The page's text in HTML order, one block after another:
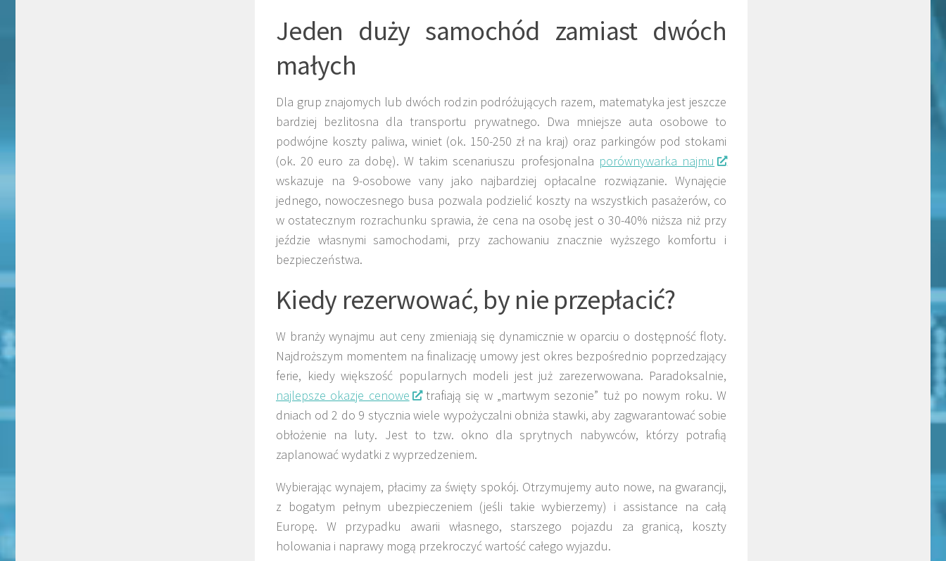
Jeden duży samochód zamiast dwóch
małych
Dla grup znajomych lub dwóch rodzin podróżujących razem, matematyka jest jeszcze
bardziej bezlitosna dla transportu prywatnego. Dwa mniejsze auta osobowe to
podwójne koszty paliwa, winiet (ok. 150-250 zł na kraj) oraz parkingów pod stokami
(ok. 20 euro za dobę). W takim scenariuszu profesjonalna porównywarka najmu
wskazuje na 9-osobowe vany jako najbardziej opłacalne rozwiązanie. Wynajęcie
jednego, nowoczesnego busa pozwala podzielić koszty na wszystkich pasażerów, co
w ostatecznym rozrachunku sprawia, że cena na osobę jest o 30-40% niższa niż przy
jeździe własnymi samochodami, przy zachowaniu znacznie wyższego komfortu i
bezpieczeństwa.
Kiedy rezerwować, by nie przepłacić?
W branży wynajmu aut ceny zmieniają się dynamicznie w oparciu o dostępność floty.
Najdroższym momentem na finalizację umowy jest okres bezpośrednio poprzedzający
ferie, kiedy większość popularnych modeli jest już zarezerwowana. Paradoksalnie,
najlepsze okazje cenowe
trafiają się w „martwym sezonie” tuż po nowym roku. W
dniach od 2 do 9 stycznia wiele wypożyczalni obniża stawki, aby zagwarantować sobie
obłożenie na luty. Jest to tzw. okno dla sprytnych nabywców, którzy potrafią
zaplanować wydatki z wyprzedzeniem.
Wybierając wynajem, płacimy za święty spokój. Otrzymujemy auto nowe, na gwarancji,
z bogatym pełnym ubezpieczeniem (jeśli takie wybierzemy) i assistance na całą
Europę. W przypadku awarii własnego, starszego pojazdu za granicą, koszty
holowania i naprawy mogą przekroczyć wartość całego wyjazdu.